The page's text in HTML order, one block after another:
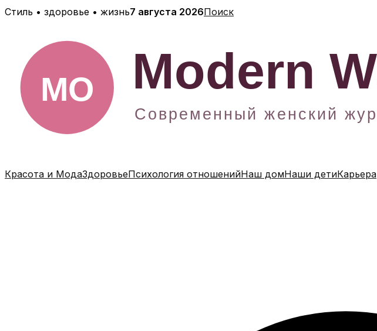
Перейти
содержимому
Стиль • здоровье • жизнь7 августа 2026Поиск
Красота и МодаЗдоровьеПсихология отношенийНаш домНаши детиКарьера